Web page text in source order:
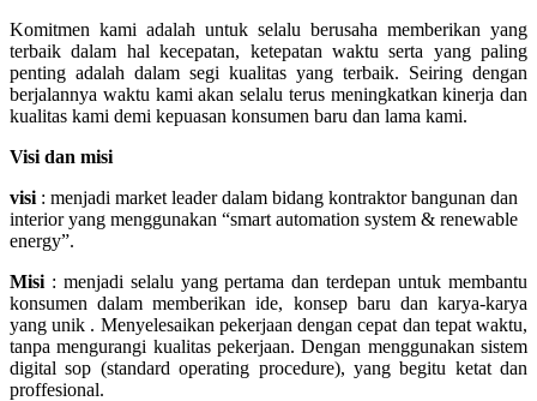
Komitmen kami adalah untuk selalu berusaha memberikan yang
terbaik dalam hal kecepatan, ketepatan waktu serta yang paling
penting adalah dalam segi kualitas yang terbaik. Seiring dengan
berjalannya waktu kami akan selalu terus meningkatkan kinerja dan
kualitas kami demi kepuasan konsumen baru dan lama kami.
Visi dan misi
visi : menjadi market leader dalam bidang kontraktor bangunan dan
interior yang menggunakan “smart automation system & renewable
energy”.
Misi : menjadi selalu yang pertama dan terdepan untuk membantu
konsumen dalam memberikan ide, konsep baru dan karya-karya
yang unik . Menyelesaikan pekerjaan dengan cepat dan tepat waktu,
tanpa mengurangi kualitas pekerjaan. Dengan menggunakan sistem
digital sop (standard operating procedure), yang begitu ketat dan
proffesional.